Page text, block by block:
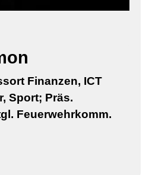
Finanzen, ICT
Sport; Präs.
Feuerwehrkomm.